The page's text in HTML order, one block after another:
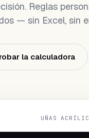
Reglas
— sin Excel, sin
la calculadora
UÑAS